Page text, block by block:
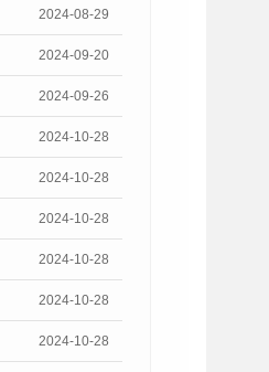
2024-08-29
2024-09-20
2024-09-26
2024-10-28
2024-10-28
2024-10-28
2024-10-28
2024-10-28
2024-10-28